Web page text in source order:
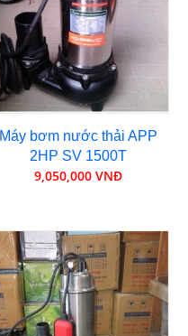
Máy bơm nước thải APP
2HP SV 1500T
9,050,000 VNĐ